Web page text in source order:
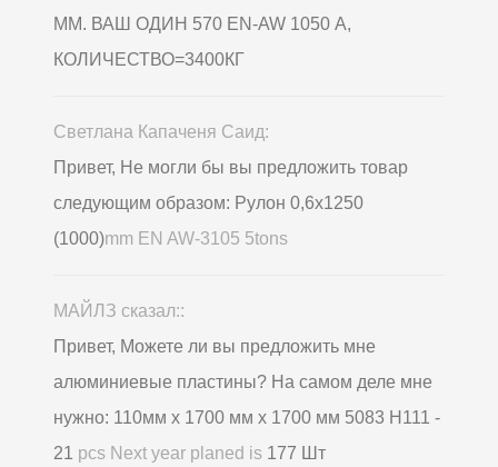
ММ. ВАШ ОДИН 570 EN-AW 1050 А,
КОЛИЧЕСТВО=3400КГ
Светлана Капаченя Саид:
Привет, Не могли бы вы предложить товар
следующим образом: Рулон 0,6х1250
(1000)mm EN AW-3105 5tons
МАЙЛЗ сказал::
Привет, Можете ли вы предложить мне
алюминиевые пластины? На самом деле мне
нужно: 110мм x 1700 мм x 1700 мм 5083 Н111 -
21 pcs Next year planed is 177 Шт